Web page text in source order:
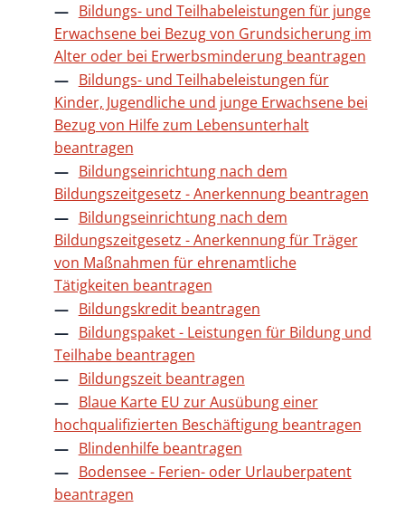
Bildungs- und Teilhabeleistungen für junge
Erwachsene bei Bezug von Grundsicherung im
Alter oder bei Erwerbsminderung beantragen
Bildungs- und Teilhabeleistungen für
Kinder, Jugendliche und junge Erwachsene bei
Bezug von Hilfe zum Lebensunterhalt
beantragen
Bildungseinrichtung nach dem
Bildungszeitgesetz - Anerkennung beantragen
Bildungseinrichtung nach dem
Bildungszeitgesetz - Anerkennung für Träger
von Maßnahmen für ehrenamtliche
Tätigkeiten beantragen
Bildungskredit beantragen
Bildungspaket - Leistungen für Bildung und
Teilhabe beantragen
Bildungszeit beantragen
Blaue Karte EU zur Ausübung einer
hochqualifizierten Beschäftigung beantragen
Blindenhilfe beantragen
Bodensee - Ferien- oder Urlauberpatent
beantragen